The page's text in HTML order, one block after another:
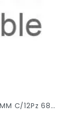
BOL. AZOR BIG POINT NEGRO 1.2MM C/12Pz 6880 X/30